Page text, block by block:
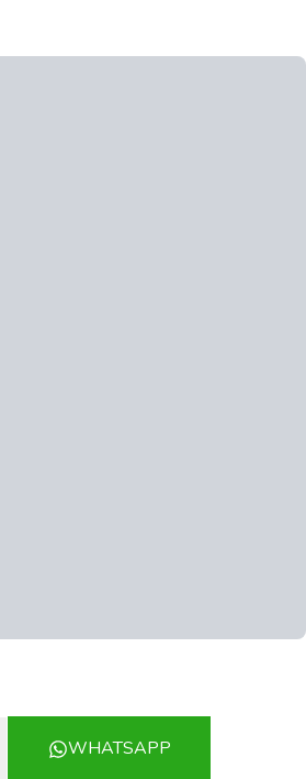
WHATSAPP